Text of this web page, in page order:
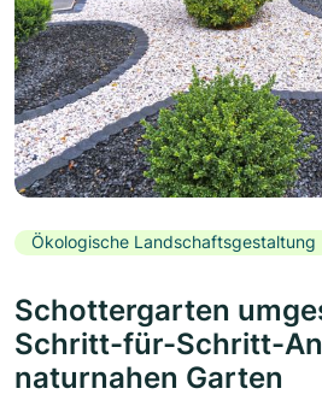
Ökologische Landschaftsgestaltung
Schottergarten
Schritt-für-Schritt-
naturnahen Garten